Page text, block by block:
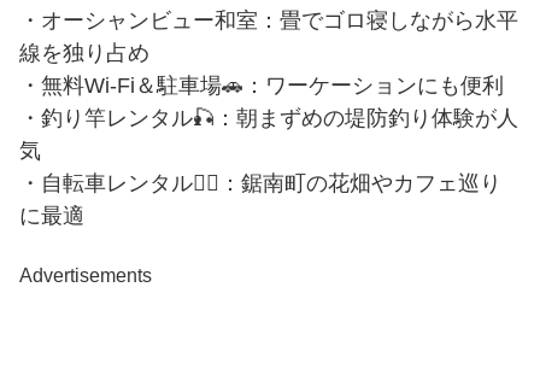
・オーシャンビュー和室：畳でゴロ寝しながら水平
線を独り占め
・無料Wi-Fi＆駐車場🚗：ワーケーションにも便利
・釣り竿レンタル🎣：朝まずめの堤防釣り体験が人
気
・自転車レンタル🚴‍♀️：鋸南町の花畑やカフェ巡り
に最適
Advertisements